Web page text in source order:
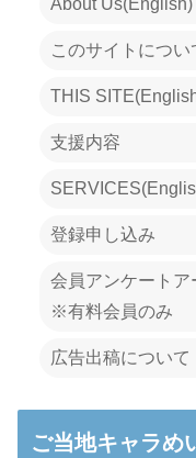
このサイトについ
THIS
支援内容
登録申し込み
会員アンケートア
※有料会員のみ
広告出稿について
ご当地キャラめ